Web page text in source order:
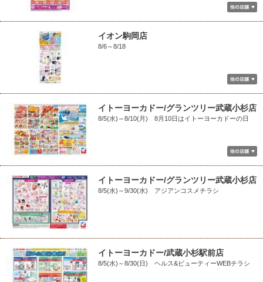
イオン駒岡店
8/6～8/18
イトーヨーカドー/グランツリー武蔵小杉店
8/5(水)～8/10(月) 8月10日はイトーヨーカドーの日
イトーヨーカドー/グランツリー武蔵小杉店
8/5(水)～9/30(水) アジアンコスメチラシ
イトーヨーカドー/武蔵小杉駅前店
8/5(水)～8/30(日) ヘルス&ビューティーWEBチラシ